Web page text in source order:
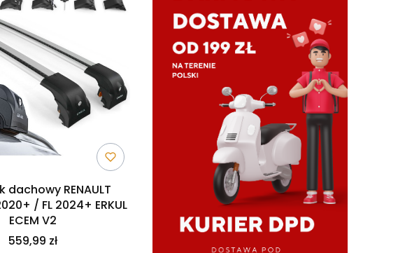
dachowy RENAULT
/ FL 2024+ ERKUL
ECEM V2
559,99 zł